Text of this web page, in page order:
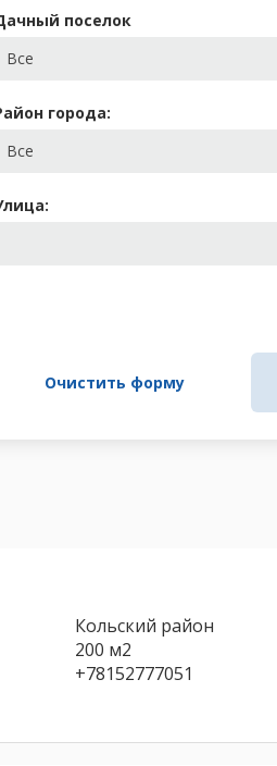
поселок
Все
города:
Все
Очистить форму
Кольский район
200 м2
+78152777051